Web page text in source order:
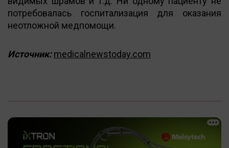
потребовалась госпитализация для оказания
неотложной медпомощи.
Источник: medicalnewstoday.com